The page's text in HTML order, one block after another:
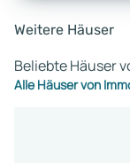
Weitere Häuser
Beliebte Häuser
Alle Häuser von